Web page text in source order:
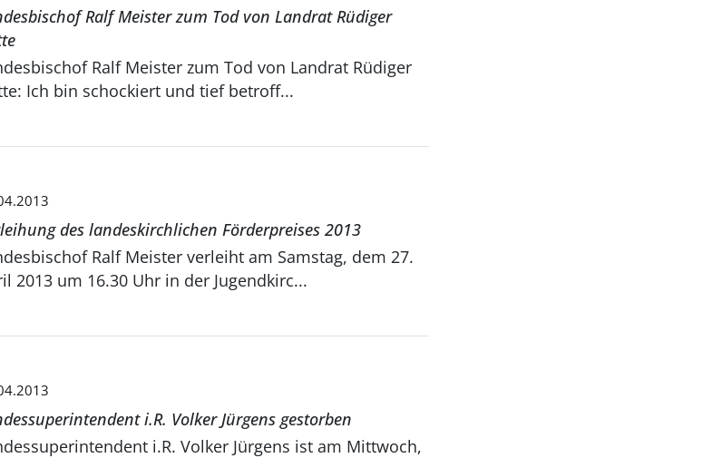
Ralf Meister zum Tod von Landrat Rüdiger
Ralf Meister zum Tod von Landrat Rüdiger
Ich bin schockiert und tief betroff...
des landeskirchlichen Förderpreises 2013
Ralf Meister verleiht am Samstag, dem 27.
2013 um 16.30 Uhr in der Jugendkirc...
i.R. Volker Jürgens gestorben
i.R. Volker Jürgens ist am Mittwoch,